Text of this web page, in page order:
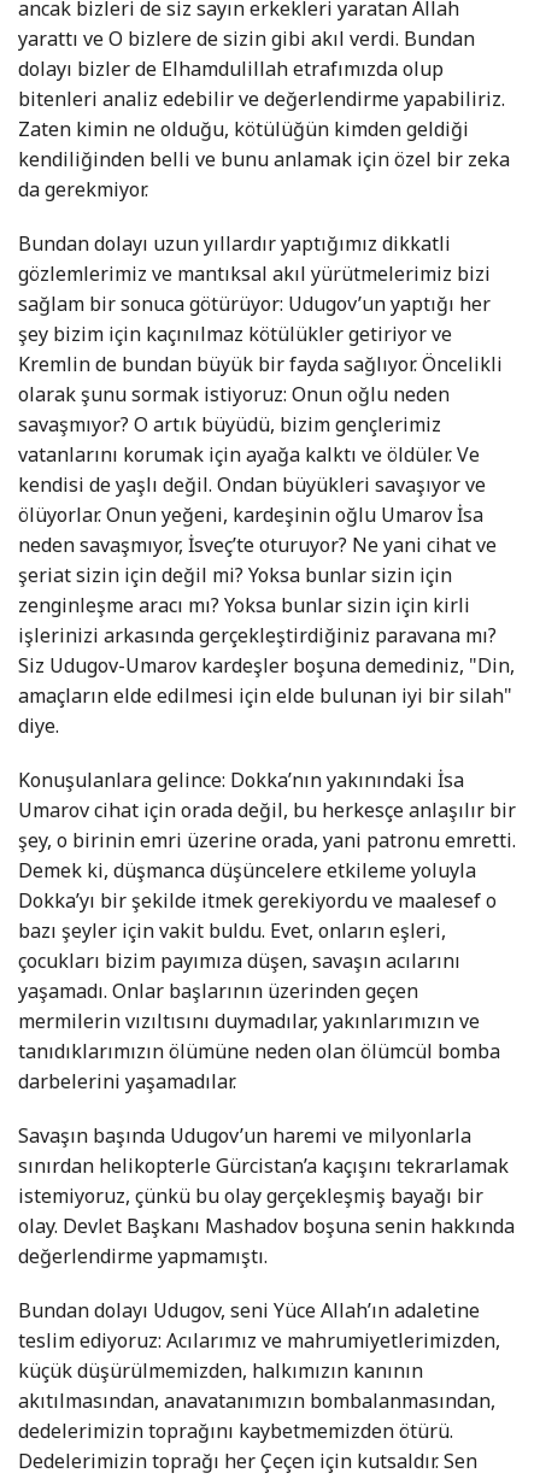
ancak bizleri de siz sayın erkekleri yaratan Allah
yarattı ve O bizlere de sizin gibi akıl verdi. Bundan
dolayı bizler de Elhamdulillah etrafımızda olup
bitenleri analiz edebilir ve değerlendirme yapabiliriz.
Zaten kimin ne olduğu, kötülüğün kimden geldiği
kendiliğinden belli ve bunu anlamak için özel bir zeka
da gerekmiyor.
Bundan dolayı uzun yıllardır yaptığımız dikkatli
gözlemlerimiz ve mantıksal akıl yürütmelerimiz bizi
sağlam bir sonuca götürüyor: Udugov’un yaptığı her
şey bizim için kaçınılmaz kötülükler getiriyor ve
Kremlin de bundan büyük bir fayda sağlıyor. Öncelikli
olarak şunu sormak istiyoruz: Onun oğlu neden
savaşmıyor? O artık büyüdü, bizim gençlerimiz
vatanlarını korumak için ayağa kalktı ve öldüler. Ve
kendisi de yaşlı değil. Ondan büyükleri savaşıyor ve
ölüyorlar. Onun yeğeni, kardeşinin oğlu Umarov İsa
neden savaşmıyor, İsveç’te oturuyor? Ne yani cihat ve
şeriat sizin için değil mi? Yoksa bunlar sizin için
zenginleşme aracı mı? Yoksa bunlar sizin için kirli
işlerinizi arkasında gerçekleştirdiğiniz paravana mı?
Siz Udugov-Umarov kardeşler boşuna demediniz, "Din,
amaçların elde edilmesi için elde bulunan iyi bir silah"
diye.
Konuşulanlara gelince: Dokka’nın yakınındaki İsa
Umarov cihat için orada değil, bu herkesçe anlaşılır bir
şey, o birinin emri üzerine orada, yani patronu emretti.
Demek ki, düşmanca düşüncelere etkileme yoluyla
Dokka’yı bir şekilde itmek gerekiyordu ve maalesef o
bazı şeyler için vakit buldu. Evet, onların eşleri,
çocukları bizim payımıza düşen, savaşın acılarını
yaşamadı. Onlar başlarının üzerinden geçen
mermilerin vızıltısını duymadılar, yakınlarımızın ve
tanıdıklarımızın ölümüne neden olan ölümcül bomba
darbelerini yaşamadılar.
Savaşın başında Udugov’un haremi ve milyonlarla
sınırdan helikopterle Gürcistan’a kaçışını tekrarlamak
istemiyoruz, çünkü bu olay gerçekleşmiş bayağı bir
olay. Devlet Başkanı Mashadov boşuna senin hakkında
değerlendirme yapmamıştı.
Bundan dolayı Udugov, seni Yüce Allah’ın adaletine
teslim ediyoruz: Acılarımız ve mahrumiyetlerimizden,
küçük düşürülmemizden, halkımızın kanının
akıtılmasından, anavatanımızın bombalanmasından,
dedelerimizin toprağını kaybetmemizden ötürü.
Dedelerimizin toprağı her Çeçen için kutsaldır. Sen